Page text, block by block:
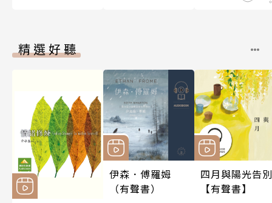
精選好聽
伊森．傅羅姆
（有聲書）
四月與陽光告別
【有聲書】